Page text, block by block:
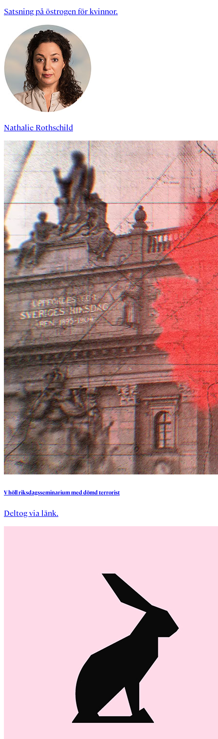
Satsning på östrogen för kvinnor.
Nathalie Rothschild
Vhöllriksdagsseminariummed dömd terrorist
Deltog via länk.